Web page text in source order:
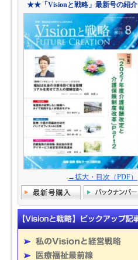
★★「Visionと戦略」最新号の紹介
→拡大・目次（PDF）